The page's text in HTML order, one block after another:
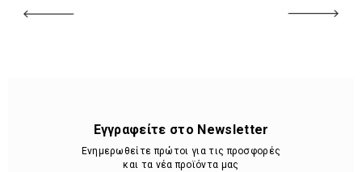
Εγγραφείτε στο Newsletter
Ενημερωθείτε πρώτοι για τις προσφορές
και τα νέα προϊόντα μας